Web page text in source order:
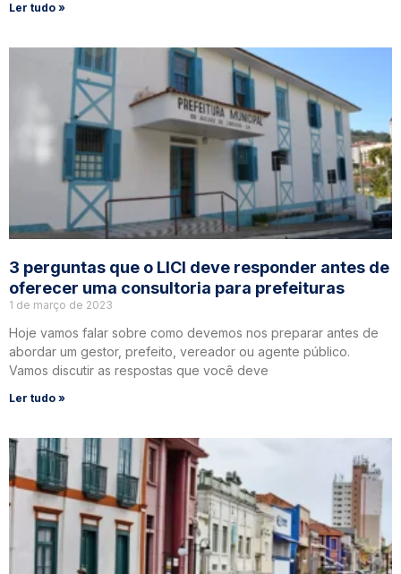
Ler tudo »
3 perguntas que o LICI deve responder antes de
oferecer uma consultoria para prefeituras
1 de março de 2023
Hoje vamos falar sobre como devemos nos preparar antes de
abordar um gestor, prefeito, vereador ou agente público.
Vamos discutir as respostas que você deve
Ler tudo »